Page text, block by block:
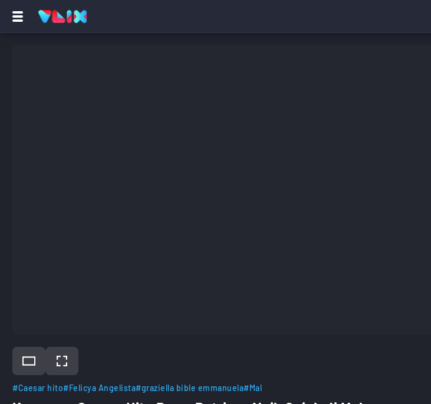
#Caesar hito#Felicya Angelista#graziella bible emmanuela#Mal